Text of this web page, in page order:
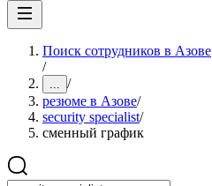
Поиск сотрудников в Азове
/
... /
резюме в Азове/
security specialist/
сменный график